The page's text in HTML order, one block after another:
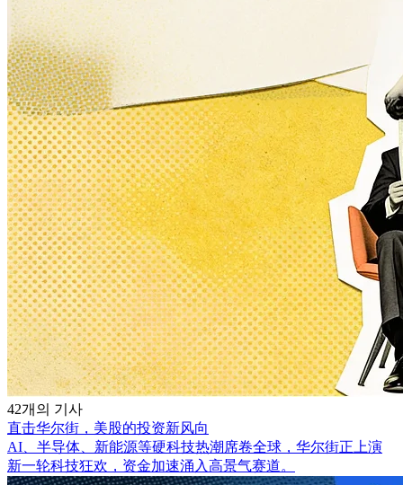
42개의 기사
直击华尔街，美股的投资新风向
AI、半导体、新能源等硬科技热潮席卷全球，华尔街正上演
新一轮科技狂欢，资金加速涌入高景气赛道。